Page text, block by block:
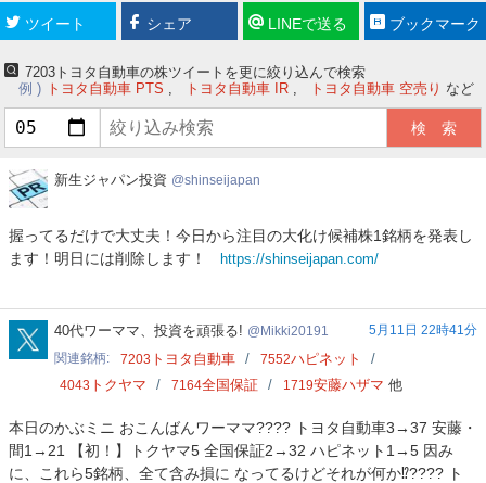
ツイート シェア LINEで送る ブックマーク
7203トヨタ自動車の株ツイートを更に絞り込んで検索
例
トヨタ自動車 PTS トヨタ自動車 IR トヨタ自動車 空売り など
新
ャ
パ
資
新生ジャパン投資 shinseijapan
握ってるだけで大丈夫！今日から注目の大化け候補株1銘柄を発表し
ます！明日には削除します！
https://shinseijapan.com/
Mikki20191
40代ワーママ、投資を頑張る! Mikki20191
5月11日 22時41分
関連銘柄
7203 トヨタ自動車 7552ハピネット
4043 トクヤマ 7164全国保証 1719安藤ハザマ 他
本日のかぶミニ おこんばんワーママ???? トヨタ自動車3→37 安藤・
間1→21 【初！】トクヤマ5 全国保証2→32 ハピネット1→5 因み
に、これら5銘柄、全て含み損に なってるけどそれが何か⁉️???? ト